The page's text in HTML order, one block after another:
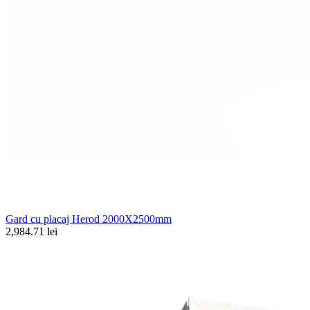
Gard cu placaj Herod 2000X2500mm
2,984.71 lei